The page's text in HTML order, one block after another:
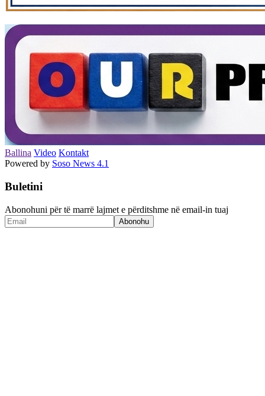
Ballina Video Kontakt
Powered by Soso News 4.1
Buletini
Abonohuni për të marrë lajmet e përditshme në email-in tuaj
Abonohu